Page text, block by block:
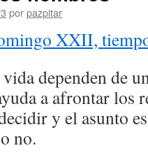
porpazpitar
XXII,
dependen de
a afrontar los
y el asunto
no.